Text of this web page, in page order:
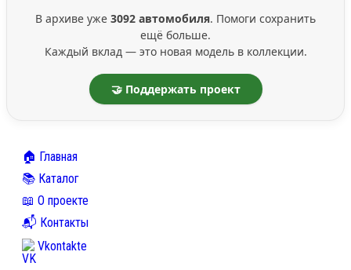
В архиве уже 3092 автомобиля. Помоги сохранить
ещё больше.
Каждый вклад — это новая модель в коллекции.
🤝 Поддержать проект
🏠 Главная
📚 Каталог
📖 О проекте
📬 Контакты
Vkontakte